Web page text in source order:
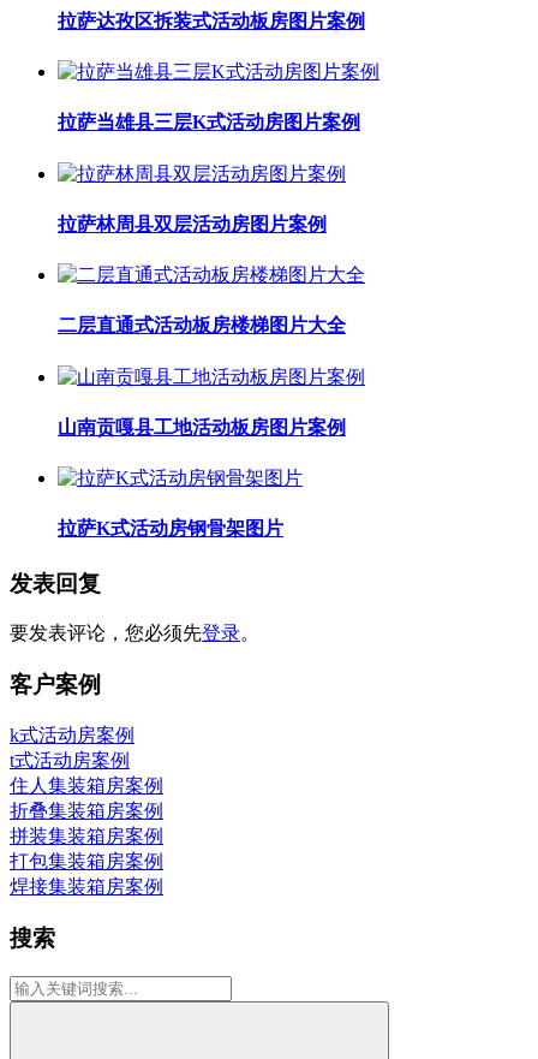
拉萨达孜区拆装式活动板房图片案例
拉萨当雄县三层K式活动房图片案例
拉萨林周县双层活动房图片案例
二层直通式活动板房楼梯图片大全
山南贡嘎县工地活动板房图片案例
拉萨K式活动房钢骨架图片
发表回复
要发表评论，您必须先登录。
客户案例
k式活动房案例
t式活动房案例
住人集装箱房案例
折叠集装箱房案例
拼装集装箱房案例
打包集装箱房案例
焊接集装箱房案例
搜索